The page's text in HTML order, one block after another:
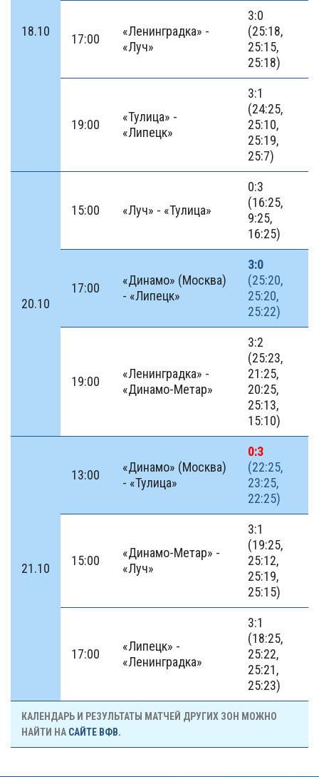
18.10
17:00
«Ленинградка» -
«Луч»
3:0
(25:18,
25:15,
25:18)
19:00
«Тулица» -
«Липецк»
3:1
(24:25,
25:10,
25:19,
25:7)
20.10
15:00 «Луч» - «Тулица»
0:3
(16:25,
9:25,
16:25)
17:00
«Динамо» (Москва)
- «Липецк»
3:0
(25:20,
25:20,
25:22)
19:00
«Ленинградка» -
«Динамо-Метар»
3:2
(25:23,
21:25,
20:25,
25:13,
15:10)
21.10
13:00
«Динамо» (Москва)
- «Тулица»
0:3
(22:25,
23:25,
22:25)
15:00
«Динамо-Метар» -
«Луч»
3:1
(19:25,
25:12,
25:19,
25:15)
17:00
«Липецк» -
«Ленинградка»
3:1
(18:25,
25:22,
25:21,
25:23)
КАЛЕНДАРЬ И РЕЗУЛЬТАТЫ МАТЧЕЙ ДРУГИХ ЗОН МОЖНО
НАЙТИ НА САЙТЕ ВФВ.